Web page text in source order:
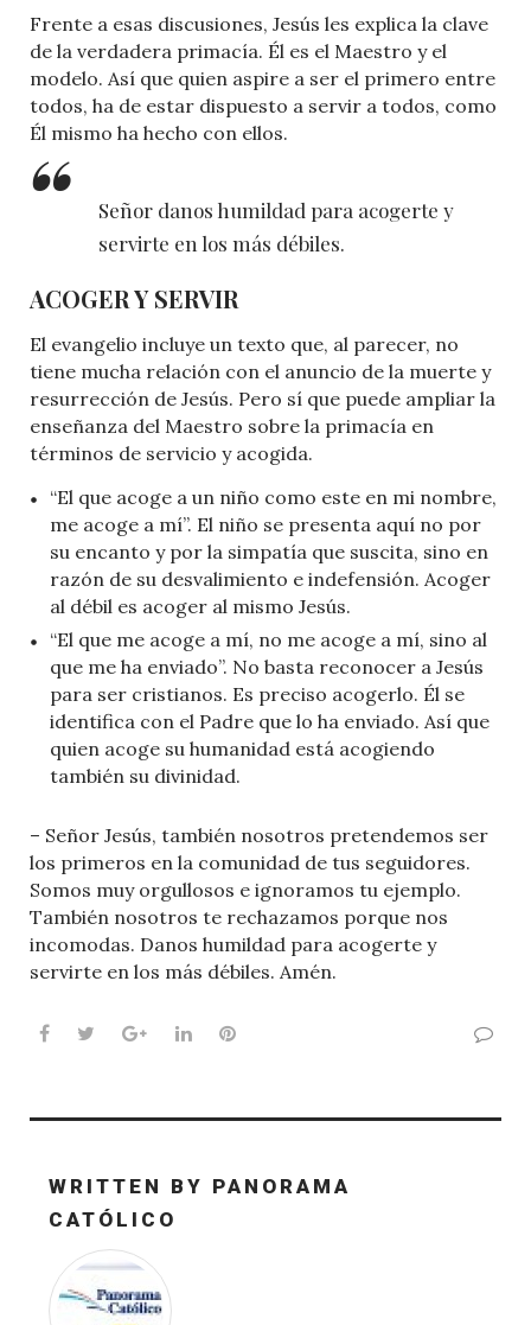
Frente a esas discusiones, Jesús les explica la clave
de la verdadera primacía. Él es el Maestro y el
modelo. Así que quien aspire a ser el primero entre
todos, ha de estar dispuesto a servir a todos, como
Él mismo ha hecho con ellos.
Señor danos humildad para acogerte y
servirte en los más débiles.
ACOGER Y SERVIR
El evangelio incluye un texto que, al parecer, no
tiene mucha relación con el anuncio de la muerte y
resurrección de Jesús. Pero sí que puede ampliar la
enseñanza del Maestro sobre la primacía en
términos de servicio y acogida.
“El que acoge a un niño como este en mi nombre,
me acoge a mí”. El niño se presenta aquí no por
su encanto y por la simpatía que suscita, sino en
razón de su desvalimiento e indefensión. Acoger
al débil es acoger al mismo Jesús.
“El que me acoge a mí, no me acoge a mí, sino al
que me ha enviado”. No basta reconocer a Jesús
para ser cristianos. Es preciso acogerlo. Él se
identifica con el Padre que lo ha enviado. Así que
quien acoge su humanidad está acogiendo
también su divinidad.
– Señor Jesús, también nosotros pretendemos ser
los primeros en la comunidad de tus seguidores.
Somos muy orgullosos e ignoramos tu ejemplo.
También nosotros te rechazamos porque nos
incomodas. Danos humildad para acogerte y
servirte en los más débiles. Amén.
Facebook
TwitterGoogle+LinkedInPinterest
WRITTEN BY PANORAMA
CATÓLICO